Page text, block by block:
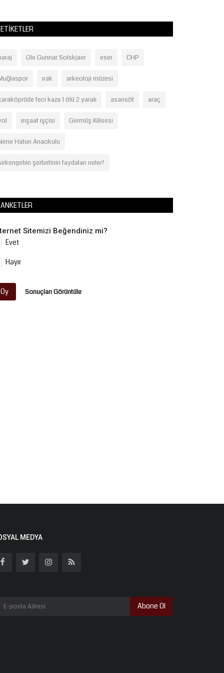
ETIKETLER
Ole Gunnar Solskjaer eser CHP
ırak arkeoloji müzesi
feci kaza 1 ölü 2 yaralı asansöt araç
inşaat işçisi Germüş Kilisesi
Hatun Anaokulu
şerbetinin faydaları neler?
ANKETLER
Sitemizi Beğendiniz mi?
Evet
Hayır
Oy Sonuçları Görüntüle
MEDYA
Abone Ol